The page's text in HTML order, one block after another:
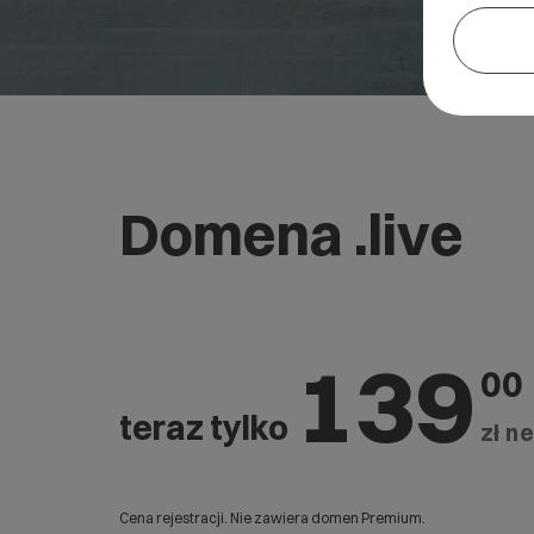
Domena .live
teraz tylko 139 00
zł
Cena rejestracji. Nie zawiera domen Premium.